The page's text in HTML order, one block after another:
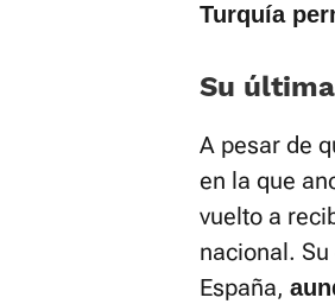
Turquía
Su
A pesar de
en la que
vuelto a
nacional.
España,